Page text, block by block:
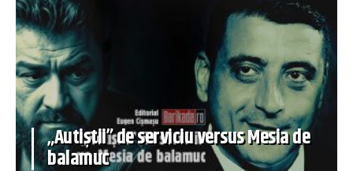
„Autiștii” de serviciu versus Mesia de
balamuc